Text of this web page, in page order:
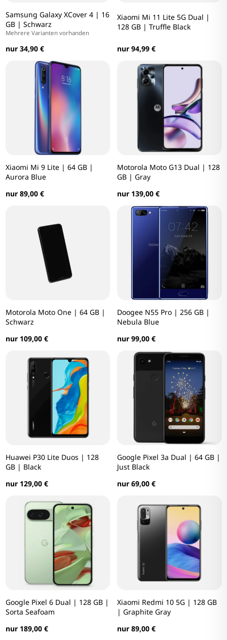
Samsung Galaxy XCover 4 | 16
GB | Schwarz
Mehrere Varianten vorhanden
nur 34,90 €
Xiaomi Mi 11 Lite 5G Dual |
128 GB | Truffle Black
nur 94,99 €
Xiaomi Mi 9 Lite | 64 GB |
Aurora Blue
nur 89,00 €
Motorola Moto G13 Dual | 128
GB | Gray
nur 139,00 €
Motorola Moto One | 64 GB |
Schwarz
nur 109,00 €
Doogee N55 Pro | 256 GB |
Nebula Blue
nur 99,00 €
Huawei P30 Lite Duos | 128
GB | Black
nur 129,00 €
Google Pixel 3a Dual | 64 GB |
Just Black
nur 69,00 €
Google Pixel 6 Dual | 128 GB |
Sorta Seafoam
nur 189,00 €
Xiaomi Redmi 10 5G | 128 GB
| Graphite Gray
nur 89,00 €